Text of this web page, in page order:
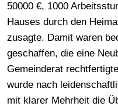
50000 €, 1000
Hauses durch den
zusagte. Damit waren
geschaffen, die eine
Gemeinderat
wurde nach
mit klarer Mehrheit die